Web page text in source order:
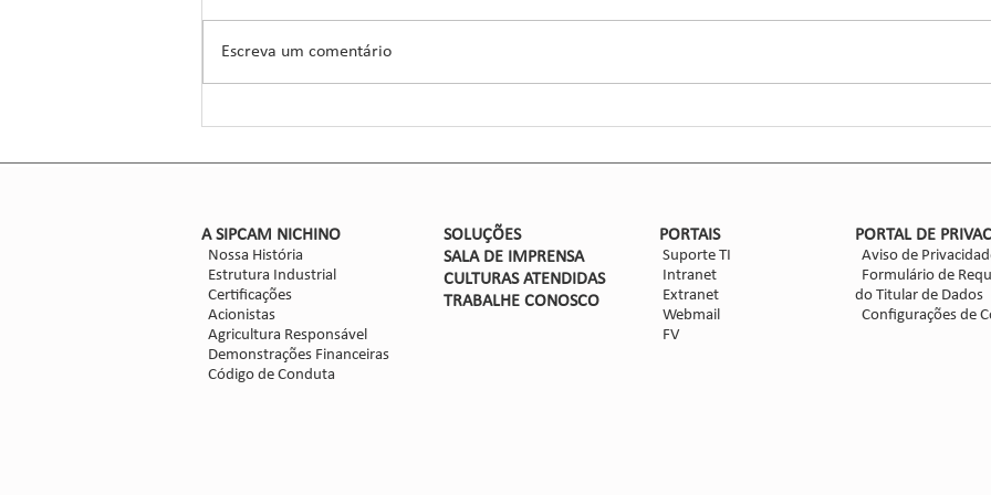
defensivos agrícolas, introduziu um
novo herbicida para o manejo do
Dalbulus maidis?
Escreva um comentário
​A SIPCAM NICHINO
Nossa História
Estrutura Industrial
Certificações
Acionistas
Agricultura Responsável
Demonstrações Financeiras
Código de Conduta
SOLUÇÕES
SALA DE IMPRENSA
CULTURAS ATENDIDAS
TRABALHE CONOSCO
PORTAIS
Suporte TI
Intranet
Extranet
Webmail
FV
PORTAL DE
Aviso de
Formulário de
do Titular de Dados
Configurações de